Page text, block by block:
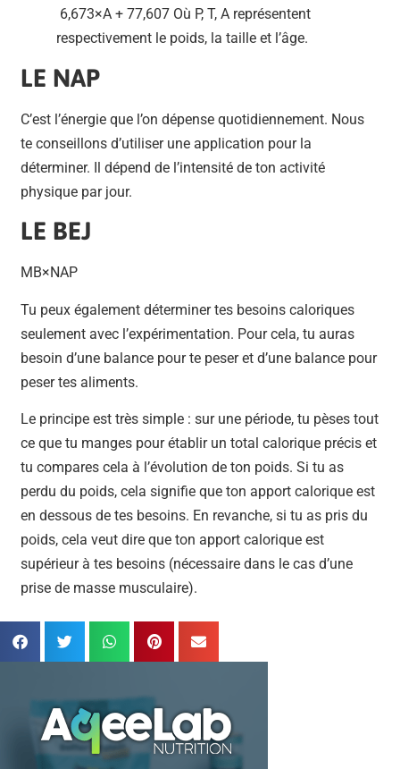
6,673×A + 77,607 Où P, T, A représentent
respectivement le poids, la taille et l’âge.
LE NAP
C’est l’énergie que l’on dépense quotidiennement. Nous
te conseillons d’utiliser une application pour la
déterminer. Il dépend de l’intensité de ton activité
physique par jour.
LE BEJ
MB×NAP
Tu peux également déterminer tes besoins caloriques
seulement avec l’expérimentation. Pour cela, tu auras
besoin d’une balance pour te peser et d’une balance pour
peser tes aliments.
Le principe est très simple : sur une période, tu pèses tout
ce que tu manges pour établir un total calorique précis et
tu compares cela à l’évolution de ton poids. Si tu as
perdu du poids, cela signifie que ton apport calorique est
en dessous de tes besoins. En revanche, si tu as pris du
poids, cela veut dire que ton apport calorique est
supérieur à tes besoins (nécessaire dans le cas d’une
prise de masse musculaire).